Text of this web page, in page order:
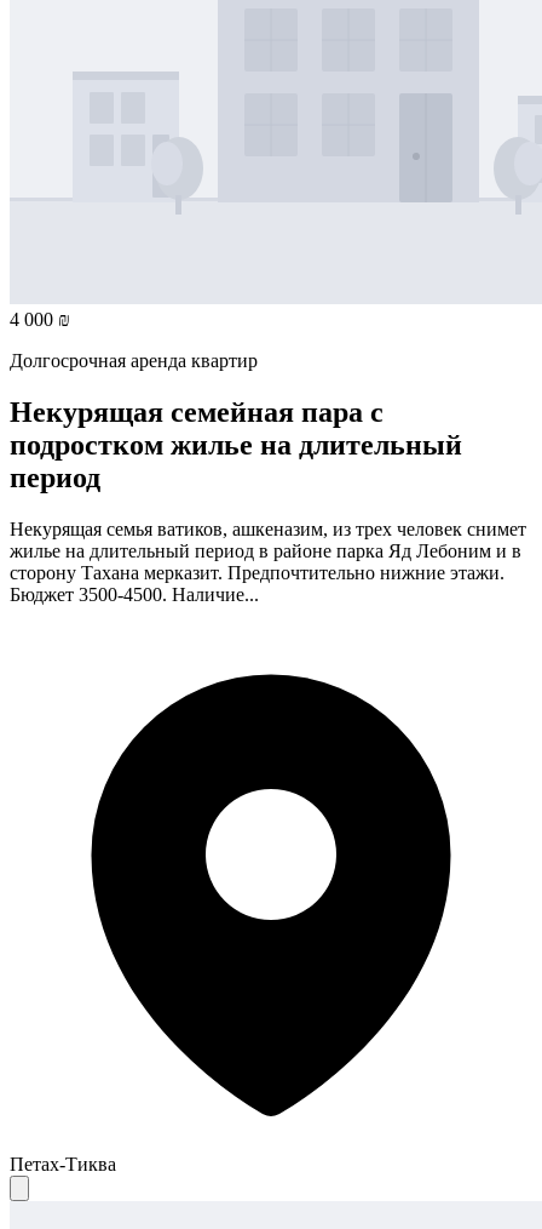
4 000 ₪
Долгосрочная аренда квартир
Некурящая семейная пара с
подростком жилье на длительный
период
Некурящая семья ватиков, ашкеназим, из трех человек снимет
жилье на длительный период в районе парка Яд Лебоним и в
сторону Тахана мерказит. Предпочтительно нижние этажи.
Бюджет 3500-4500. Наличие...
Петах-Тиква